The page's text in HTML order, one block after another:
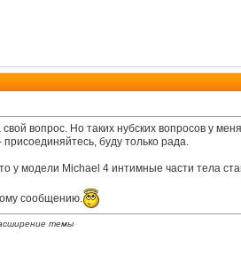
вопрос. Но таких нубских вопросов у
буду только рада.
у модели Michael 4 интимные части тела
сообщению.
темы